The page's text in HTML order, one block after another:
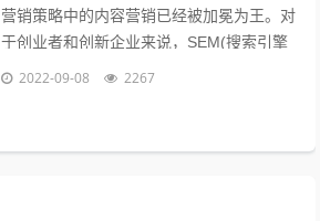
营销策略中的内容营销已经被加冕为王。对
于创业者和创新企业来说，SEM(搜索引擎
营销)、粉丝经济、公关等等手段尚不可形
2022-09-08 2267